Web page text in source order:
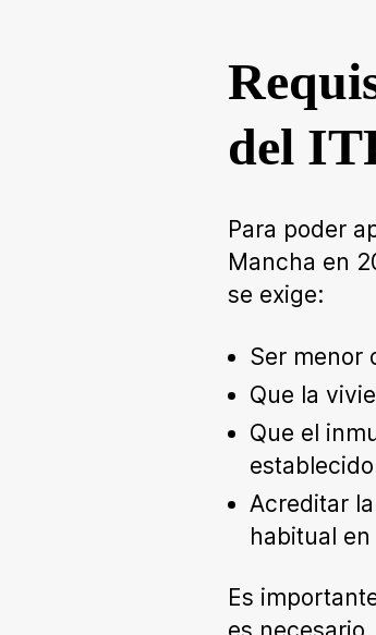
del
Para poder
Mancha en
se exige:
Ser menor
Que la
Que el
Acreditar
habitual
Es